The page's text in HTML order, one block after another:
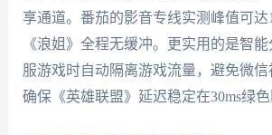
享通道。番茄的影音专线实测峰值可达
《浪姐》全程无缓冲。更实用的是智
服游戏时自动隔离游戏流量，避免微信
确保《英雄联盟》延迟稳定在30ms绿色